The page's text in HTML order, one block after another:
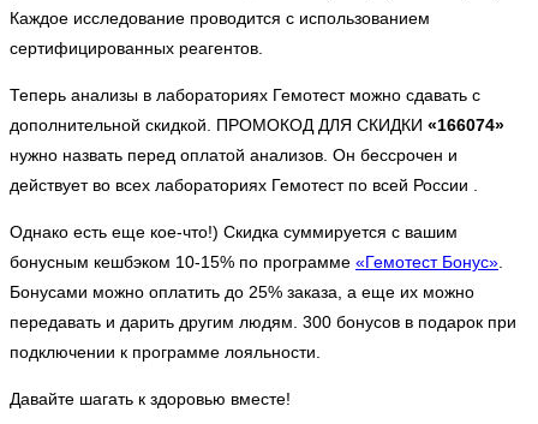
Каждое исследование проводится с использованием
сертифицированных реагентов.
Теперь анализы в лабораториях Гемотест можно сдавать с
дополнительной скидкой. ПРОМОКОД ДЛЯ СКИДКИ «166074»
нужно назвать перед оплатой анализов. Он бессрочен и
действует во всех лабораториях Гемотест по всей России .
Однако есть еще кое-что!) Скидка суммируется с вашим
бонусным кешбэком 10-15% по программе «Гемотест Бонус».
Бонусами можно оплатить до 25% заказа, а еще их можно
передавать и дарить другим людям. 300 бонусов в подарок при
подключении к программе лояльности.
Давайте шагать к здоровью вместе!